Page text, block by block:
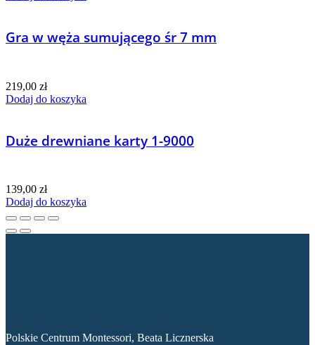
Gra w węża sumującego śr 7 mm
219,00 zł
Dodaj do koszyka
Duże drewniane karty 1-9000
139,00 zł
Dodaj do koszyka
Polskie Centrum Montessori, Beata Licznerska